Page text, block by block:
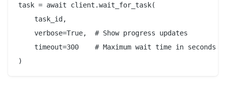
task = await client.wait_for_task(
    task_id,
    verbose=True,  # Show progress updates
    timeout=300    # Maximum wait time in seconds